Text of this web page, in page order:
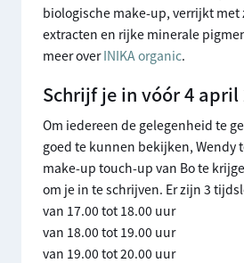
biologische make-up, verrijkt
extracten en rijke minerale
meer overINIKA organic.
Schrijf je in vóór 4 april
Om iedereen de gelegenheid te
goed te kunnen bekijken, Wendy
make-up touch-up van Bo te
om je in te schrijven. Er zijn 3
van 17.00 tot 18.00 uur
van 18.00 tot 19.00 uur
van 19.00 tot 20.00 uur